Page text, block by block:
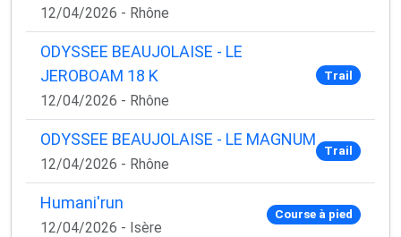
12/04/2026 - Rhône
ODYSSEE BEAUJOLAISE - LE
JEROBOAM 18 K
12/04/2026 - Rhône
Trail
ODYSSEE BEAUJOLAISE - LE MAGNUM
12/04/2026 - Rhône
Trail
Humani'run
12/04/2026 - Isère
Course à pied